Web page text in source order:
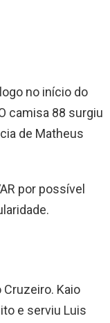
no início do
camisa 88 surgiu
de Matheus
por possível
Kaio
e serviu Luis